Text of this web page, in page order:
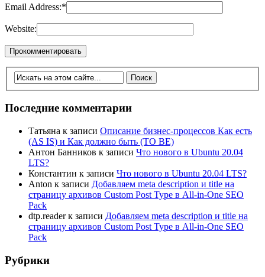
Email Address:*
Website:
Последние комментарии
Татьяна к записи Описание бизнес-процессов Как есть
(AS IS) и Как должно быть (TO BE)
Антон Банников к записи Что нового в Ubuntu 20.04
LTS?
Константин к записи Что нового в Ubuntu 20.04 LTS?
Anton к записи Добавляем meta description и title на
страницу архивов Custom Post Type в All-in-One SEO
Pack
dtp.readerк записи Добавляем meta description и title на
страницу архивов Custom Post Type в All-in-One SEO
Pack
Рубрики